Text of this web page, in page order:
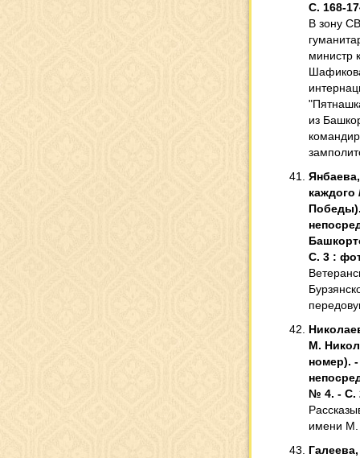
С. 168-
В зону
министр
из
каждого
С. 3 :
М.
номер). -
№ 4. - С.
имени